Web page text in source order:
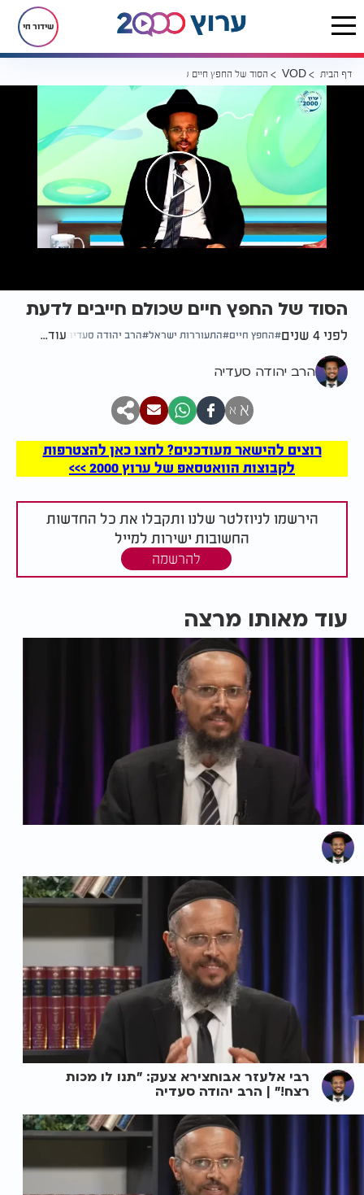
שידור חי
דף הבית VOD הסוד של החפץ חיים שכולם חייבים לדעת
הסוד של החפץ חיים שכולם חייבים לדעת
לפני 4 שנים החפץ חיים התעוררות ישראל הרב יהודה סעדיה עוד...
הרב יהודה סעדיה
א א
רוצים להישאר מעודכנים? לחצו כאן להצטרפות
לקבוצות הוואטסאפ של ערוץ 2000 >>>
הירשמו לניוזלטר שלנו ותקבלו את כל החדשות
החשובות ישירות למייל
להרשמה
עוד מאותו מרצה
רבי אלעזר אבוחצירא צעק: "תנו לו מכות
רצח!" | הרב יהודה סעדיה